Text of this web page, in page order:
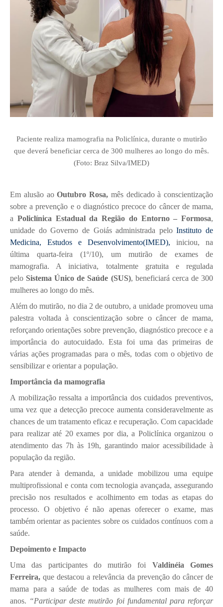
Paciente realiza mamografia na Policlínica, durante o mutirão
que deverá beneficiar cerca de 300 mulheres ao longo do mês.
(Foto: Braz Silva/IMED)
Em alusão aoOutubro Rosa, mês dedicado à conscientização
sobre a prevenção e o diagnóstico precoce do câncer de mama,
a Policlínica Estadual da Região do Entorno – Formosa,
unidade do Governo de Goiás administrada peloInstituto de
Medicina, Estudos e Desenvolvimento(IMED), iniciou, na
última quarta-feira (1º/10), um mutirão de exames de
mamografia. A iniciativa, totalmente gratuita e regulada
pelo Sistema Único de Saúde (SUS), beneficiará cerca de 300
mulheres ao longo do mês.
Além do mutirão, no dia 2 de outubro, a unidade promoveu uma
palestra voltada à conscientização sobre o câncer de mama,
reforçando orientações sobre prevenção, diagnóstico precoce e a
importância do autocuidado. Esta foi uma das primeiras de
várias ações programadas para o mês, todas com o objetivo de
sensibilizar e orientar a população.
Importância da mamografia
A mobilização ressalta a importância dos cuidados preventivos,
uma vez que a detecção precoce aumenta consideravelmente as
chances de um tratamento eficaz e recuperação. Com capacidade
para realizar até 20 exames por dia, a Policlínica organizou o
atendimento das 7h às 19h, garantindo maior acessibilidade à
população da região.
Para atender à demanda, a unidade mobilizou uma equipe
multiprofissional e conta com tecnologia avançada, assegurando
precisão nos resultados e acolhimento em todas as etapas do
processo. O objetivo é não apenas oferecer o exame, mas
também orientar as pacientes sobre os cuidados contínuos com a
saúde.
Depoimento e Impacto
Uma das participantes do mutirão foi Valdinéia Gomes
Ferreira, que destacou a relevância da prevenção do câncer de
mama para a saúde de todas as mulheres com mais de 40
anos. “Participar deste mutirão foi fundamental para reforçar